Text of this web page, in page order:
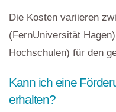
Die Kosten variieren
(FernUniversität
Hochschulen) für den
Kann ich eine
erhalten?